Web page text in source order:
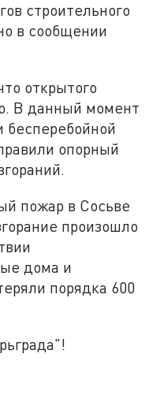
строительного
в сообщении
открытого
В данный момент
бесперебойной
опорный
пожар в Сосьве
произошло
дома и
порядка 600